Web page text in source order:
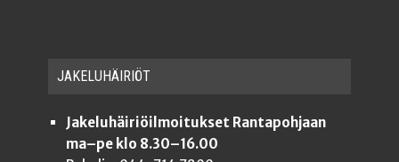
JAKE­LU­HÄI­RIÖT
Jakeluhäiriöilmoitukset Rantapohjaan
ma–pe klo 8.30–16.00